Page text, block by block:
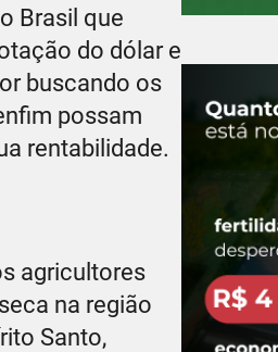
Brasil que
do dólar e
buscando os
possam
rentabilidade.
agricultores
na região
Santo,